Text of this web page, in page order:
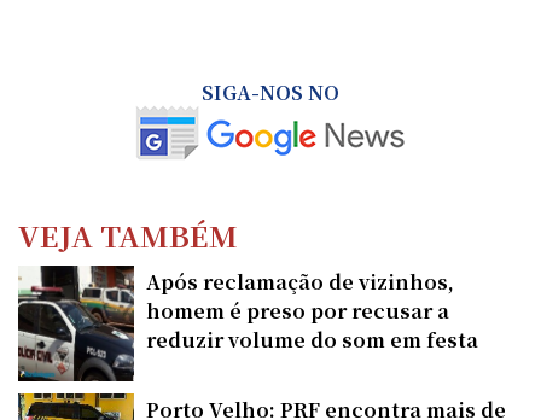
SIGA-NOS NO
VEJA TAMBÉM
Após reclamação de vizinhos,
homem é preso por recusar a
reduzir volume do som em festa
Porto Velho: PRF encontra mais de